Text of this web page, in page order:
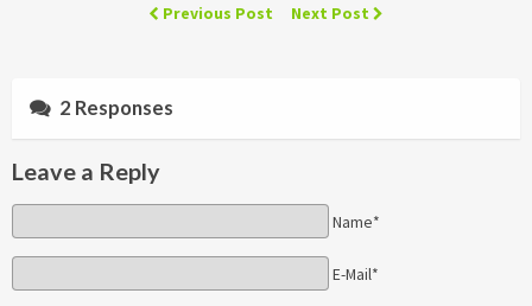
Previous Post Next Post
2 Responses
Leave a Reply
Name*
E-Mail*